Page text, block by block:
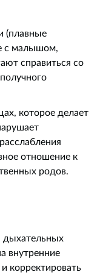
(плавные
с малышом,
справиться со
которое делает
отношение к
родов.
дыхательных
внутренние
корректировать